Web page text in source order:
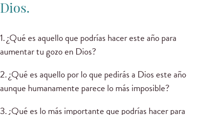
Dios.
1. ¿Qué es aquello que podrías hacer este año para
aumentar tu gozo en Dios?
2. ¿Qué es aquello por lo que pedirás a Dios este año
aunque humanamente parece lo más imposible?
3. ¿Qué es lo más importante que podrías hacer para